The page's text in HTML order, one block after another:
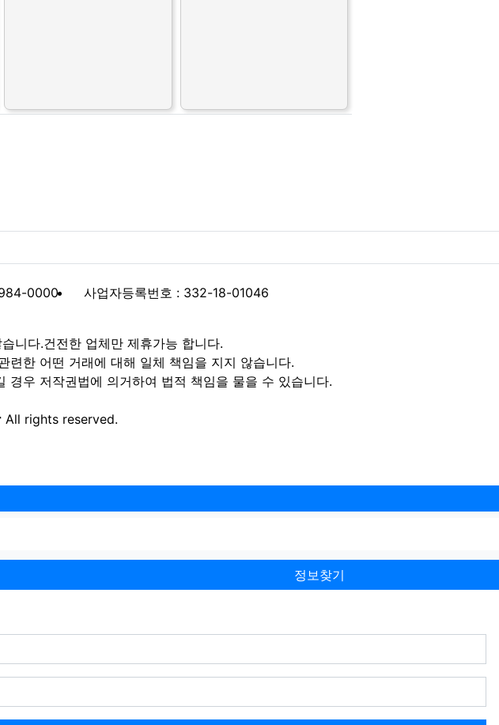
0000 사업자등록번호 : 332-18-01046
니다.건전한 업체만 제휴가능 합니다.
련한 어떤 거래에 대해 일체 책임을 지지 않습니다.
우 저작권법에 의거하여 법적 책임을 물을 수 있습니다.
All rights reserved.
정보찾기